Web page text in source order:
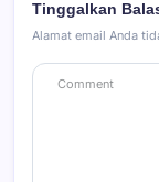
Tinggalkan
Alamat email Anda